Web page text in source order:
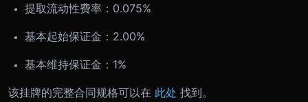
提取流动性费率：0.075%
基本起始保证金：2.00%
基本维持保证金：1%
该挂牌的完整合同规格可以在 此处 找到。